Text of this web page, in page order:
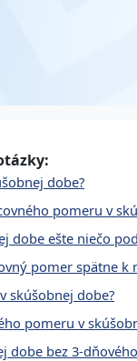
dobe?
pomeru v
dobe ešte niečo
pomer spätne
skúšobnej dobe?
pomeru v
dobe bez 3-